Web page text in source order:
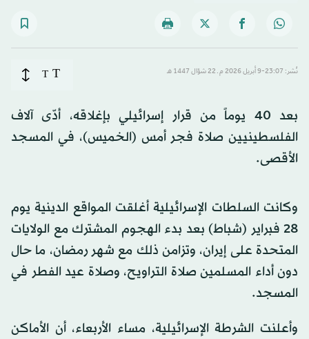
نُشر: 23:07-9 أبريل 2026 م ـ 22 شوّال 1447 هـ T
T
بعد 40 يوماً من قرار إسرائيلي بإغلاقه، أدّى آلاف
الفلسطينيين صلاة فجر أمس (الخميس)، في المسجد
الأقصى.
وكانت السلطات الإسرائيلية أغلقت المواقع الدينية يوم
28 فبراير (شباط) بعد بدء الهجوم المشترك مع الولايات
المتحدة على إيران، وتزامن ذلك مع شهر رمضان، ما حال
دون أداء المسلمين صلاة التراويح، وصلاة عيد الفطر في
المسجد.
وأعلنت الشرطة الإسرائيلية، مساء الأربعاء، أن الأماكن